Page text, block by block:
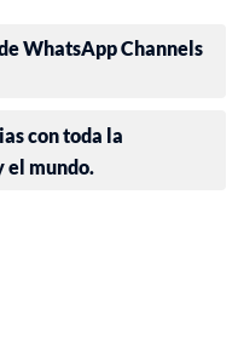
WhatsApp Channels
con toda la
el mundo.